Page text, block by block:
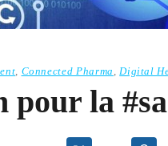
, Connected Pharma ,Digital
pour la